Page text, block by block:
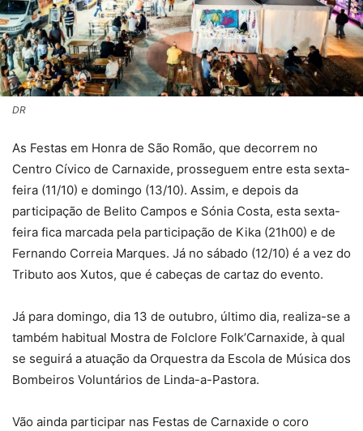
DR
As Festas em Honra de São Romão, que decorrem no
Centro Cívico de Carnaxide, prosseguem entre esta sexta-
feira (11/10) e domingo (13/10). Assim, e depois da
participação de Belito Campos e Sónia Costa, esta sexta-
feira fica marcada pela participação de Kika (21h00) e de
Fernando Correia Marques. Já no sábado (12/10) é a vez do
Tributo aos Xutos, que é cabeças de cartaz do evento.
Já para domingo, dia 13 de outubro, último dia, realiza-se a
também habitual Mostra de Folclore Folk’Carnaxide, à qual
se seguirá a atuação da Orquestra da Escola de Música dos
Bombeiros Voluntários de Linda-a-Pastora.
Vão ainda participar nas Festas de Carnaxide o coro